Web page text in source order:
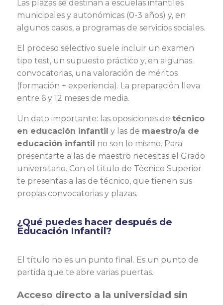
Las plazas se destinan a escuelas infantiles
municipales y autonómicas (0-3 años) y, en
algunos casos, a programas de servicios sociales.
El proceso selectivo suele incluir un examen
tipo test, un supuesto práctico y, en algunas
convocatorias, una valoración de méritos
(formación + experiencia). La preparación lleva
entre 6 y 12 meses de media.
Un dato importante: las oposiciones de técnico
en educación infantil y las de maestro/a de
educación infantil no son lo mismo. Para
presentarte a las de maestro necesitas el Grado
universitario. Con el título de Técnico Superior
te presentas a las de técnico, que tienen sus
propias convocatorias y plazas.
¿Qué puedes hacer después de
Educación Infantil?
El título no es un punto final. Es un punto de
partida que te abre varias puertas.
Acceso directo a la universidad sin